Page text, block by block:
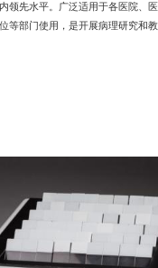
领先水平。广泛适用于各医院、
等部门使用，是开展病理研究和教
生物组织烤片机